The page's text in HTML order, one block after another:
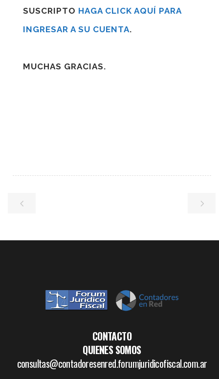
SUSCRIPTO HAGA CLICK AQUÍ PARA
INGRESAR A SU CUENTA.
MUCHAS GRACIAS.
CONTACTO
QUIENES SOMOS
consultas@contadoresenred.forumjuridicofiscal.com.ar